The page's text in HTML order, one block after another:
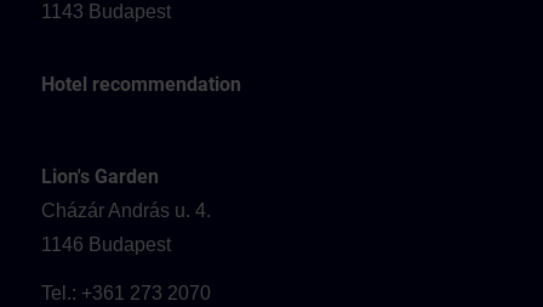
1143 Budapest
Hotel recommendation
Lion's Garden
Cházár András u. 4.
1146 Budapest
Tel.: +361 273 2070